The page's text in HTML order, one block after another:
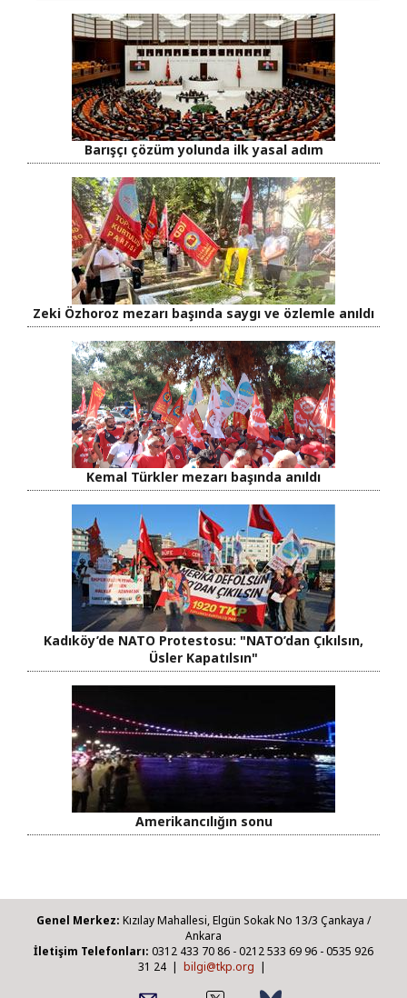
Barışçı çözüm yolunda ilk yasal adım
Zeki Özhoroz mezarı başında saygı ve özlemle anıldı
Kemal Türkler mezarı başında anıldı
Kadıköy’de NATO Protestosu: "NATO’dan Çıkılsın,
Üsler Kapatılsın"
Amerikancılığın sonu
Genel Merkez: Kızılay Mahallesi, Elgün Sokak No 13/3 Çankaya /
Ankara
İletişim Telefonları: 0312 433 70 86 - 0212 533 69 96 - 0535 926
31 24 | bilgi@tkp.org |